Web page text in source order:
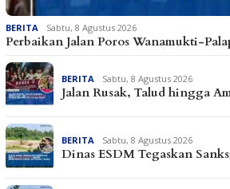
BERITA Sabtu, 8 Agustus 2026
Perbaikan Jalan Poros Wanamukti-
BERITA Sabtu, 8 Agustus 2026
Jalan Rusak, Talud hingga
BERITA Sabtu, 8 Agustus 2026
Dinas ESDM Tegaskan